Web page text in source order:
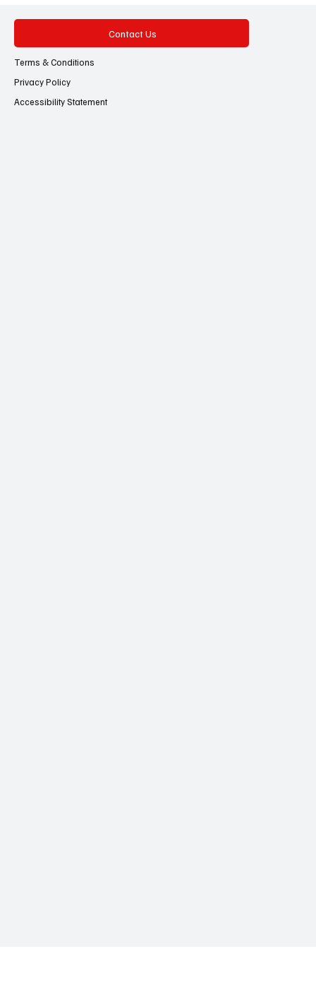
എഫ്‌ഐആറുകൾ പിൻവലിക്കാൻ
സംസ്ഥാനങ്ങൾക്ക്
സ്വാതന്ത്ര്യമുണ്ടെന്ന് സുപ്രീം
കോടതി
Contact Us
Terms & Conditions
Privacy Policy
Accessibility Statement